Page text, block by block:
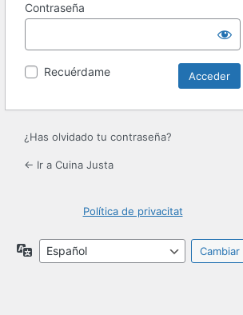
Contraseña
Recuérdame
¿Has olvidado tu contraseña?
← Ir a Cuina Justa
Política de privacitat
Idioma